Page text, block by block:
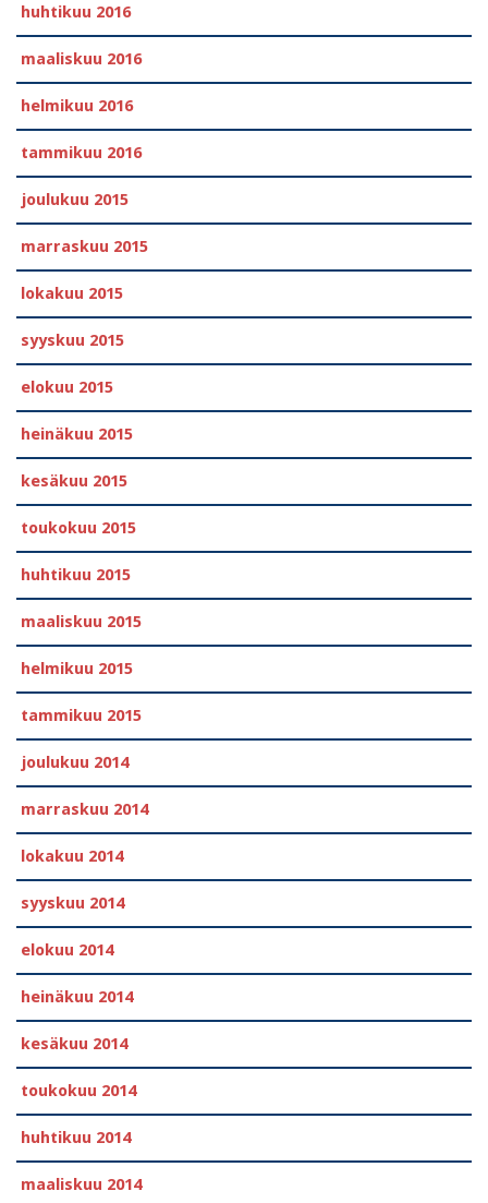
huhtikuu 2016
maaliskuu 2016
helmikuu 2016
tammikuu 2016
joulukuu 2015
marraskuu 2015
lokakuu 2015
syyskuu 2015
elokuu 2015
heinäkuu 2015
kesäkuu 2015
toukokuu 2015
huhtikuu 2015
maaliskuu 2015
helmikuu 2015
tammikuu 2015
joulukuu 2014
marraskuu 2014
lokakuu 2014
syyskuu 2014
elokuu 2014
heinäkuu 2014
kesäkuu 2014
toukokuu 2014
huhtikuu 2014
maaliskuu 2014